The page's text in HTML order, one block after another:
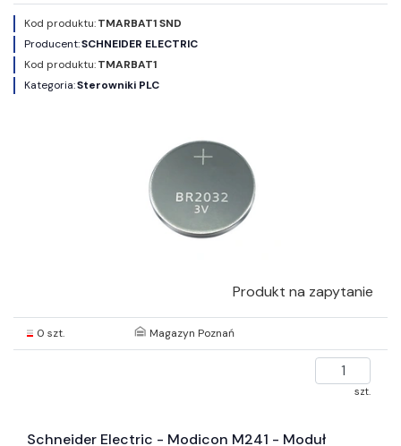
Kod produktu:TMARBAT1 SND
Producent:SCHNEIDER ELECTRIC
Kod produktu:TMARBAT1
Kategoria:Sterowniki PLC
Produkt na zapytanie
0 szt. Magazyn Poznań
szt.
Schneider Electric - Modicon M241 - Moduł